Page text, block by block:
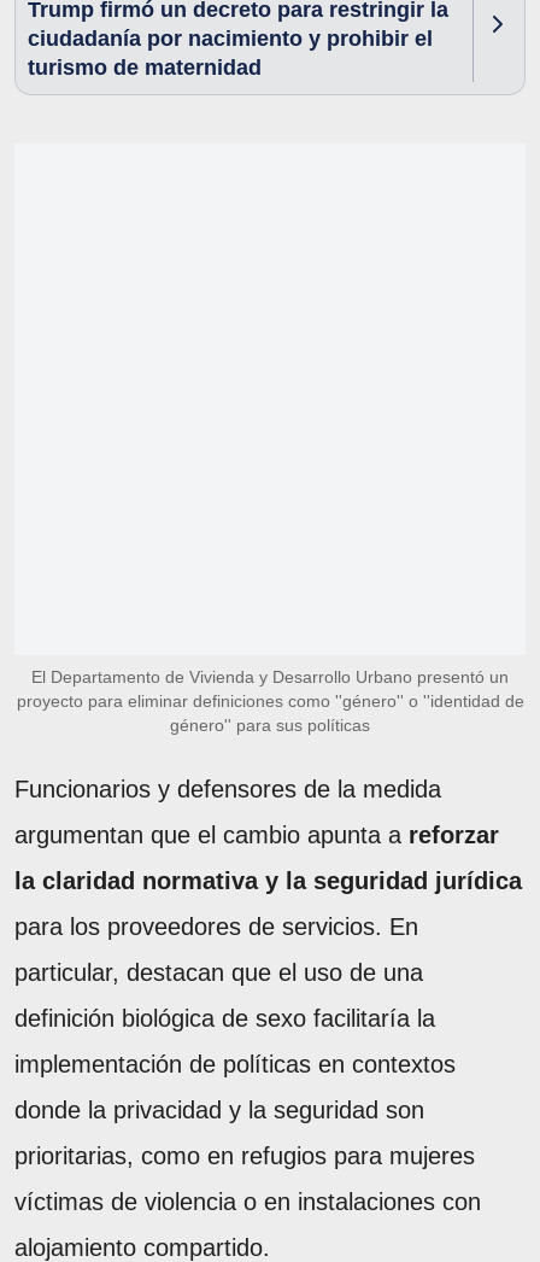
Trump firmó un decreto para restringir la
ciudadanía por nacimiento y prohibir el
turismo de maternidad
El Departamento de Vivienda y Desarrollo Urbano presentó un
proyecto para eliminar definiciones como ''género'' o ''identidad de
género'' para sus políticas
Funcionarios y defensores de la medida
argumentan que el cambio apunta a reforzar
la claridad normativa y la seguridad jurídica
para los proveedores de servicios. En
particular, destacan que el uso de una
definición biológica de sexo facilitaría la
implementación de políticas en contextos
donde la privacidad y la seguridad son
prioritarias, como en refugios para mujeres
víctimas de violencia o en instalaciones con
alojamiento compartido.